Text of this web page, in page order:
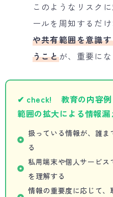
このようなリスク
ールを周知するだ
や共有範囲を意識
うことが、重要にな
✔ check! 教育の内容例
範囲の拡大による情報漏
扱っている情報が、誰
る
私用端末や個人サービス
を理解する
情報の重要度に応じて、